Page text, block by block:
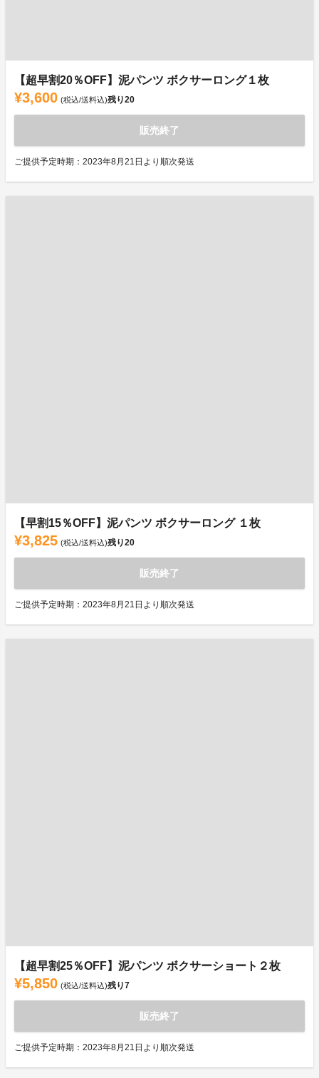
【超早割20％OFF】泥パンツ ボクサーロング１枚
¥3,600 (税込/送料込)残り20
販売終了
ご提供予定時期：2023年8月21日より順次発送
【早割15％OFF】泥パンツ ボクサーロング １枚
¥3,825 (税込/送料込)残り20
販売終了
ご提供予定時期：2023年8月21日より順次発送
【超早割25％OFF】泥パンツ ボクサーショート２枚
¥5,850 (税込/送料込)残り7
販売終了
ご提供予定時期：2023年8月21日より順次発送